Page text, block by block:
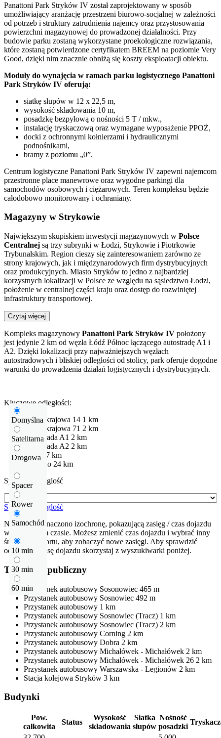
Panattoni Park Stryków IV został zaprojektowany w sposób
umożliwiający aranżację przestrzeni biurowo-socjalnej w zależności
od potrzeb i struktury zatrudnienia najemcy oraz przystosowania
powierzchni magazynowej do prowadzonej działalności. Przy
budowie parku zostaną wykorzystane proekologiczne rozwiązania,
które zostaną potwierdzone certyfikatem BREEM na poziomie Very
Good, dzięki nim znacznie obniżą się koszty eksploatacji obiektu.
Moduły do wynajęcia w ramach parku logistycznego Panattoni
Park Stryków IV oferują:
siatkę słupów w 12 x 22,5 m,
wysokość składowania 10 m,
posadzkę bezpyłową o nośności 5 T / mkw.,
instalację tryskaczową oraz wymagane wyposażenie PPOŻ,
docki z ochronnymi kołnierzami i hydraulicznymi
podnośnikami,
bramy z poziomu „0”.
Centrum logistyczne Panattoni Park Stryków IV zapewni najemcom
przestronne place manewrowe oraz wygodne parkingi dla
samochodów osobowych i ciężarowych. Teren kompleksu będzie
całodobowo monitorowany i ochraniany.
Magazyny w Strykowie
Największym skupiskiem inwestycji magazynowych w Polsce
Centralnej są trzy subrynki w Łodzi, Strykowie i Piotrkowie
Trybunalskim. Region cieszy się zainteresowaniem zarówno ze
strony krajowych, jak i międzynarodowych firm dystrybucyjnych
oraz produkcyjnych. Miasto Stryków to jedno z najbardziej
korzystnych lokalizacji w Polsce ze względu na sąsiedztwo Łodzi,
położenie w centralnej części kraju oraz dostęp do rozwiniętej
infrastruktury transportowej.
Czytaj więcej
Kompleks magazynowy Panattoni Park Stryków IV położony
jest jedynie 2 km od węzła Łódź Północ łączącego autostradę A1 i
A2. Dzięki lokalizacji przy najważniejszych węzłach
autostradowych i bliskiej odległości od stolicy, park oferuje dogodne
warunki do prowadzenia działań logistycznych i dystrybucyjnych.
Domyślna
Satelitarna
Drogowa
Spacer
Rower
Samochód
10 min
30 min
60 min
Kluczowe odległości:
Droga krajowa 14 1 km
Droga krajowa 71 2 km
Autostrada A1 2 km
Autostrada A2 2 km
Łódź
17 km
Lotnisko 24 km
Sprawdź odleglość
Sprawdź odleglość
Na mapie zaznaczono izochronę, pokazującą zasięg / czas dojazdu
w określonym czasie. Możesz zmienić czas dojazdu i wybrać inny
środek transportu, aby zobaczyć nowe zasięgi. Aby sprawdzić
odłegłość i trasę dojazdu skorzystaj z wyszukiwarki poniżej.
Transport publiczny
Przystanek autobusowy Sosonowiec 465 m
Przystanek autobusowy Sosnowiec 492 m
Przystanek autobusowy 1 km
Przystanek autobusowy Sosnowiec (Tracz) 1 km
Przystanek autobusowy Sosnowiec (Tracz) 2 km
Przystanek autobusowy Corning 2 km
Przystanek autobusowy Dobra 2 km
Przystanek autobusowy Michałówek - Michałówek 2 km
Przystanek autobusowy Michałówek - Michałówek 26 2 km
Przystanek autobusowy Warszawska - Legionów 2 km
Stacja kolejowa Stryków 3 km
Budynki
Pow.
całkowita
Status
Wysokość
składowania
Siatka
słupów
Nośność
posadzki